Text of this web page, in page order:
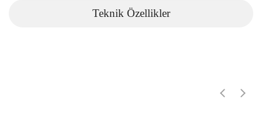
Teknik Özellikler